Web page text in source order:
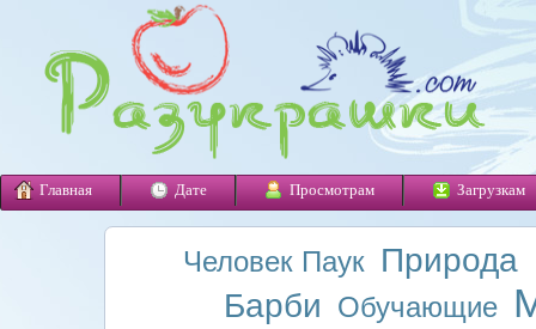
Главная Дате Просмотрам Загрузкам
Человек Паук Природа
Барби Обучающие